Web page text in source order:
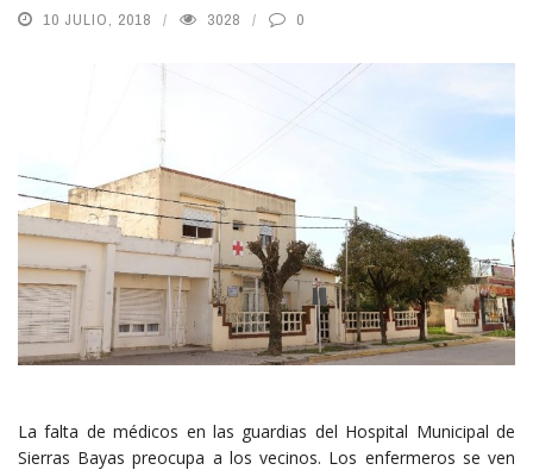
10 JULIO, 2018 3028 0
La falta de médicos en las guardias del Hospital Municipal de
Sierras Bayas preocupa a los vecinos. Los enfermeros se ven